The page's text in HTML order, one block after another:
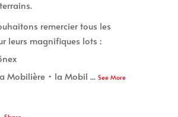
remercier tous les
leurs magnifiques lots :
Mobilière • la Mobil ... See More